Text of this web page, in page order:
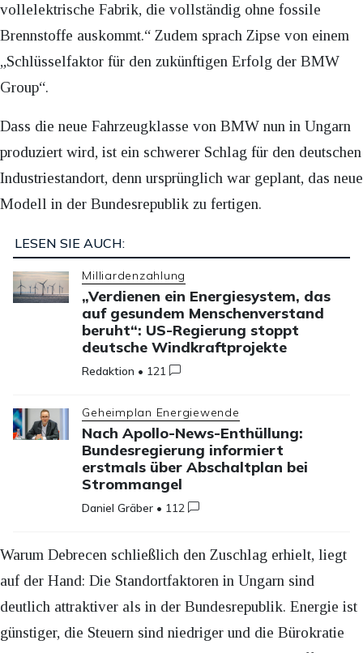
vollelektrische Fabrik, die vollständig ohne fossile
Brennstoffe auskommt.“ Zudem sprach Zipse von einem
„Schlüsselfaktor für den zukünftigen Erfolg der BMW
Group“.
Dass die neue Fahrzeugklasse von BMW nun in Ungarn
produziert wird, ist ein schwerer Schlag für den deutschen
Industriestandort, denn ursprünglich war geplant, das neue
Modell in der Bundesrepublik zu fertigen.
LESEN SIE AUCH:
Milliardenzahlung
„Verdienen ein Energiesystem, das
auf gesundem Menschenverstand
beruht“: US-Regierung stoppt
deutsche Windkraftprojekte
Redaktion • 121
Geheimplan Energiewende
Nach Apollo-News-Enthüllung:
Bundesregierung informiert
erstmals über Abschaltplan bei
Strommangel
Daniel Gräber • 112
Warum Debrecen schließlich den Zuschlag erhielt, liegt
auf der Hand: Die Standortfaktoren in Ungarn sind
deutlich attraktiver als in der Bundesrepublik. Energie ist
günstiger, die Steuern sind niedriger und die Bürokratie